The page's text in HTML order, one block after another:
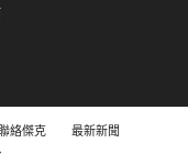
絡傑克
最新新聞